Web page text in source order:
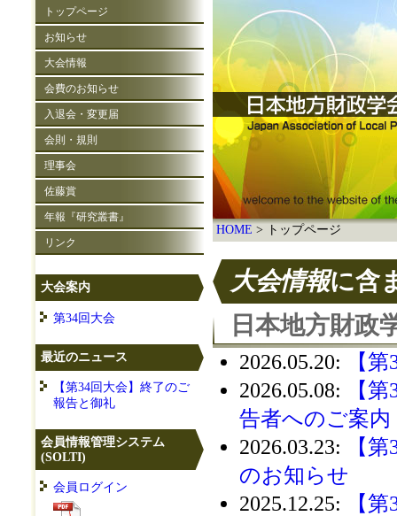
HOME トップページ
大会情報に含
日本地方財政
2026.05.20:
【
2026.05.08:
【
告者へのご案内
2026.03.23:
【
のお知らせ
2025.12.25:
【
トップページ
お知らせ
大会情報
会費のお知らせ
入退会・変更届
会則・規則
理事会
佐藤賞
年報『研究叢書』
リンク
大会案内
第34回大会
最近のニュース
【第34回大会】終了のご
報告と御礼
会員情報管理システム
(SOLTI)
会員ログイン